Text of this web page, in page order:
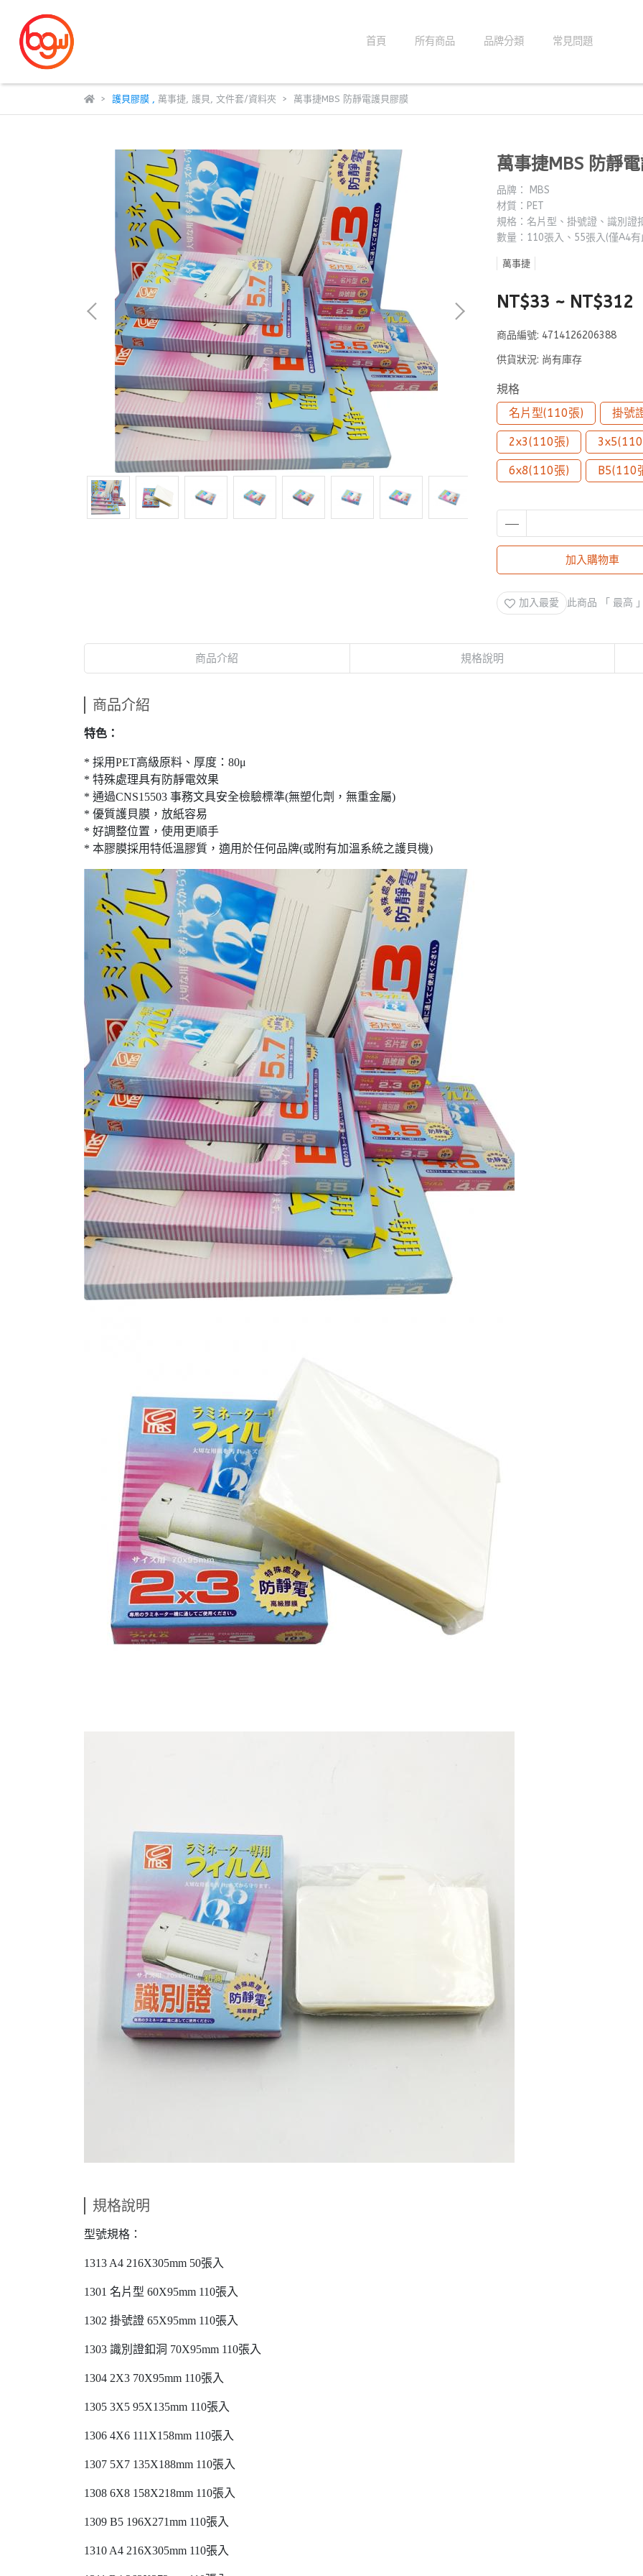
首頁 所有商品 品牌分類 常見問題
護貝膠膜, 萬事捷, 護貝 , 文件套/資料夾 萬事捷MBS 防靜電護貝膠膜
萬事捷MBS 防靜
品牌： MBS
材質：PET
規格：名片型、掛號證、識別證
數量：110張入、55張入(僅A4有
萬事捷
NT$33 ~ NT$312
商品編號: 4714126206388
供貨狀況: 尚有庫存
規格
名片型(110張)
掛號
2x3(110張)
6x8(110張) B5(110
加入購物車
加入最愛 此商品 「 最高
商品介紹 規格說明
商品介紹
特色：
* 採用PET高級原料、厚度：80μ
* 特殊處理具有防靜電效果
* 通過CNS15503 事務文具安全檢驗標準(無塑化劑，無重金屬)
* 優質護貝膜，放紙容易
* 好調整位置，使用更順手
* 本膠膜採用特低溫膠質，適用於任何品牌(或附有加溫系統之護貝機)
規格說明
型號規格：
1313 A4 216X305mm 50張入
1301 名片型 60X95mm 110張入
1302 掛號證 65X95mm 110張入
1303 識別證釦洞 70X95mm 110張入
1304 2X3 70X95mm 110張入
1305 3X5 95X135mm 110張入
1306 4X6 111X158mm 110張入
1307 5X7 135X188mm 110張入
1308 6X8 158X218mm 110張入
1309 B5 196X271mm 110張入
1310 A4 216X305mm 110張入